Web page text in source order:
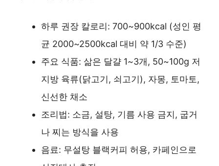
하루 권장 칼로리: 700~900kcal (성인 평
균 2000~2500kcal 대비 약 1/3 수준)
주요 식품: 삶은 달걀 1~3개, 50~100g 저
지방 육류(닭고기, 쇠고기), 자몽, 토마토,
신선한 채소
조리법: 소금, 설탕, 기름 사용 금지, 굽거
나 찌는 방식을 사용
음료: 무설탕 블랙커피 허용, 카페인으로